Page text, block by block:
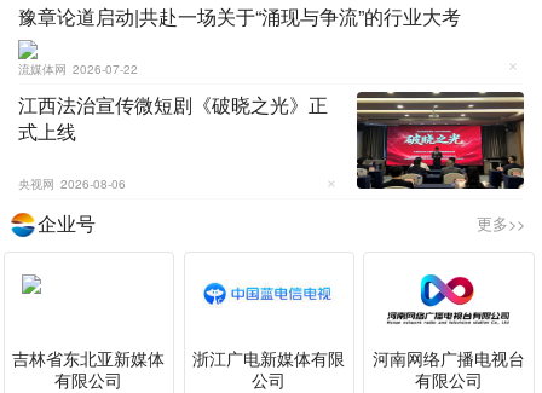
豫章论道启动|共赴一场关于“涌现与争流”的行业大考
流媒体网 2026-07-22
江西法治宣传微短剧《破晓之光》正
式上线
央视网 2026-08-06
企业号 更多>>
吉林省东北亚新媒体
有限公司
浙江广电新媒体有限
公司
河南网络广播电视台
有限公司